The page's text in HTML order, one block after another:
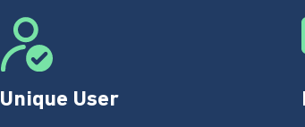
Unique User